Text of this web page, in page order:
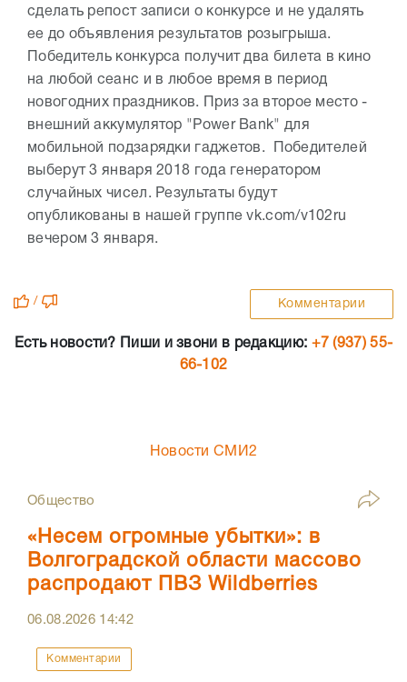
сделать репост записи о конкурсе и не удалять
ее до объявления результатов розыгрыша.
Победитель конкурса получит два билета в кино
на любой сеанс и в любое время в период
новогодних праздников. Приз за второе место -
внешний аккумулятор "Power Bank" для
мобильной подзарядки гаджетов. Победителей
выберут 3 января 2018 года генератором
случайных чисел. Результаты будут
опубликованы в нашей группе vk.com/v102ru
вечером 3 января.
/ Комментарии
Есть новости? Пиши и звони в редакцию: +7 (937) 55-
66-102
Новости СМИ2
Общество
«Несем огромные убытки»: в
Волгоградской области массово
распродают ПВЗ Wildberries
06.08.2026 14:42
Комментарии